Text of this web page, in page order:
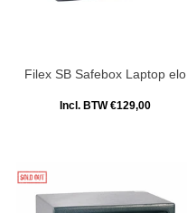
Filex SB Safebox Laptop elo
Incl. BTW €129,00